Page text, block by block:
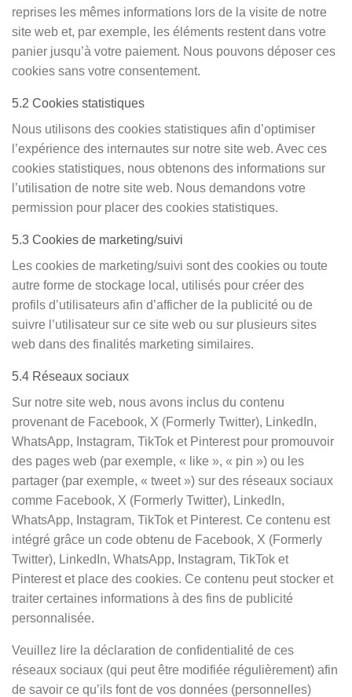
reprises les mêmes informations lors de la visite de notre
site web et, par exemple, les éléments restent dans votre
panier jusqu’à votre paiement. Nous pouvons déposer ces
cookies sans votre consentement.
5.2 Cookies statistiques
Nous utilisons des cookies statistiques afin d’optimiser
l’expérience des internautes sur notre site web. Avec ces
cookies statistiques, nous obtenons des informations sur
l’utilisation de notre site web. Nous demandons votre
permission pour placer des cookies statistiques.
5.3 Cookies de marketing/suivi
Les cookies de marketing/suivi sont des cookies ou toute
autre forme de stockage local, utilisés pour créer des
profils d’utilisateurs afin d’afficher de la publicité ou de
suivre l’utilisateur sur ce site web ou sur plusieurs sites
web dans des finalités marketing similaires.
5.4 Réseaux sociaux
Sur notre site web, nous avons inclus du contenu
provenant de Facebook, X (Formerly Twitter), LinkedIn,
WhatsApp, Instagram, TikTok et Pinterest pour promouvoir
des pages web (par exemple, « like », « pin ») ou les
partager (par exemple, « tweet ») sur des réseaux sociaux
comme Facebook, X (Formerly Twitter), LinkedIn,
WhatsApp, Instagram, TikTok et Pinterest. Ce contenu est
intégré grâce un code obtenu de Facebook, X (Formerly
Twitter), LinkedIn, WhatsApp, Instagram, TikTok et
Pinterest et place des cookies. Ce contenu peut stocker et
traiter certaines informations à des fins de publicité
personnalisée.
Veuillez lire la déclaration de confidentialité de ces
réseaux sociaux (qui peut être modifiée régulièrement) afin
de savoir ce qu’ils font de vos données (personnelles)